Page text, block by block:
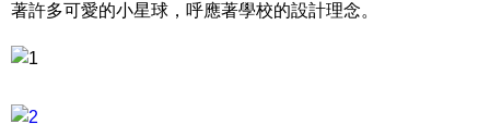
著許多可愛的小星球，呼應著學校的設計理念。